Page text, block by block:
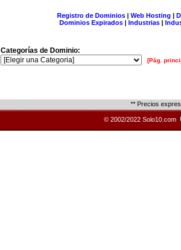
Registro de Dominios| Web Hosting |
Dominios Expirados | Industrias |
Categorías de Dominio:
[Pág.
** Precios
© 2002/2022 Solo10.com